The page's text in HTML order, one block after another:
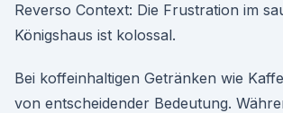
Reverso Context: Die Frustration im
Königshaus ist kolossal.
Bei koffeinhaltigen Getränken wie
von entscheidender Bedeutung.